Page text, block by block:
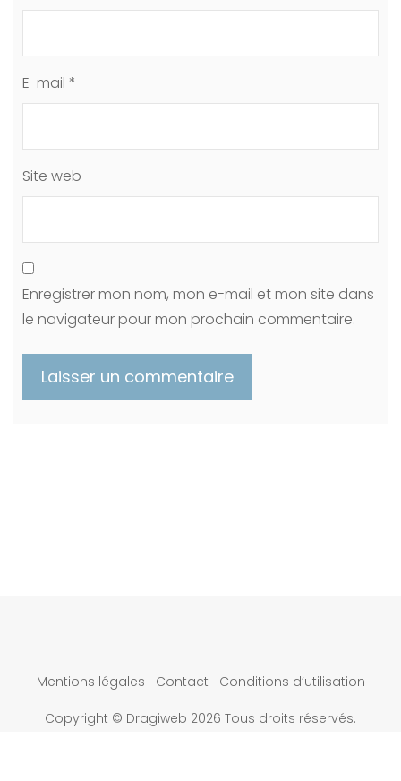
E-mail *
Site web
Enregistrer mon nom, mon e-mail et mon site dans
le navigateur pour mon prochain commentaire.
Mentions légales Contact Conditions d’utilisation
Copyright © Dragiweb 2026 Tous droits réservés.